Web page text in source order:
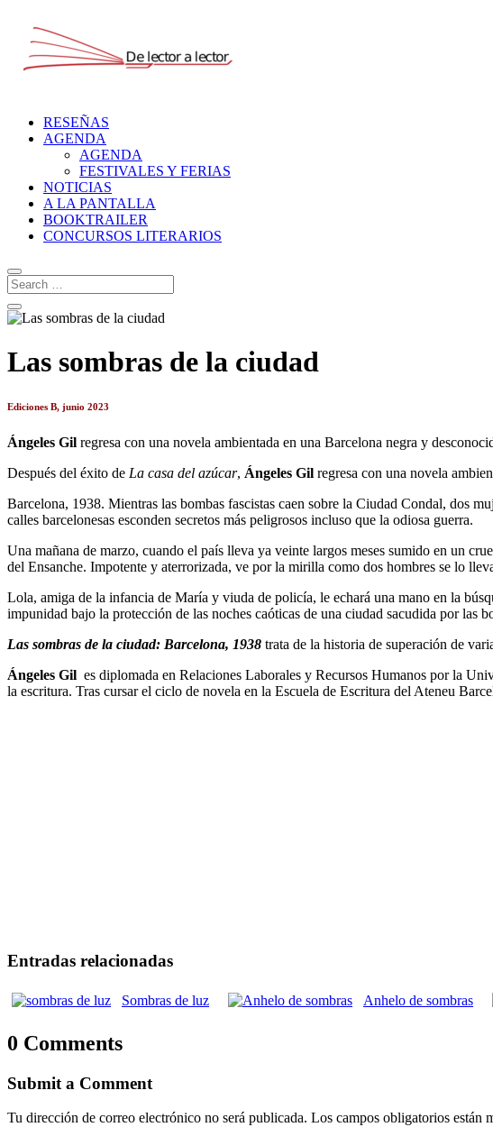
RESEÑAS
AGENDA
AGENDA
FESTIVALES Y FERIAS
NOTICIAS
A LA PANTALLA
BOOKTRAILER
CONCURSOS LITERARIOS
Las sombras de la ciudad
Ediciones B, junio 2023
Ángeles Gil regresa con una novela ambientada en una Barcelona negra y
Después del éxito de La casa del azúcar, Ángeles Gil regresa con una novela
Barcelona, 1938. Mientras las bombas fascistas caen sobre la Ciudad Condal, dos
calles barcelonesas esconden secretos más peligrosos incluso que la odiosa guerra.
Una mañana de marzo, cuando el país lleva ya veinte largos meses sumido en un
del Ensanche. Impotente y aterrorizada, ve por la mirilla como dos hombres se lo
Lola, amiga de la infancia de María y viuda de policía, le echará una mano en la
impunidad bajo la protección de las noches caóticas de una ciudad sacudida por las
Las sombras de la ciudad: Barcelona, 1938 trata de la historia de superación de
Ángeles Gil es diplomada en Relaciones Laborales y Recursos Humanos por la
la escritura. Tras cursar el ciclo de novela en la Escuela de Escritura del Ateneu
Entradas relacionadas
Sombras de luz Anhelo de sombras
0 Comments
Submit a Comment
Tu dirección de correo electrónico no será publicada. Los campos obligatorios están